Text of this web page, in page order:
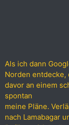
Als ich dann
Norden
davor an einem
spontan
meine Pläne.
nach Lamabagar